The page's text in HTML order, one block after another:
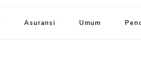
Asuransi Umum